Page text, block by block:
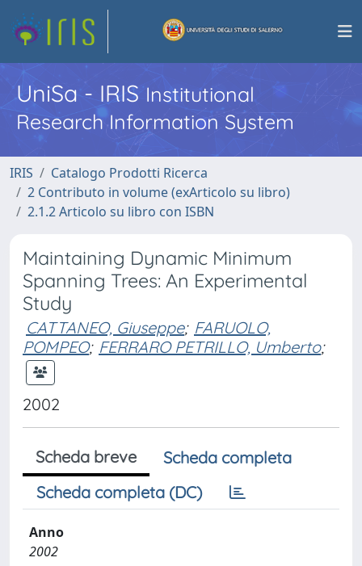
UniSa - IRISInstitutional
Research Information System
IRIS
Catalogo Prodotti Ricerca
2 Contributo in volume (exArticolo su libro)
2.1.2 Articolo su libro con ISBN
Maintaining Dynamic Minimum
Spanning Trees: An Experimental
Study
CATTANEO, Giuseppe; FARUOLO,
POMPEO; FERRARO PETRILLO, Umberto;
2002
Scheda breve
Scheda completa
Scheda completa (DC)
Anno
2002